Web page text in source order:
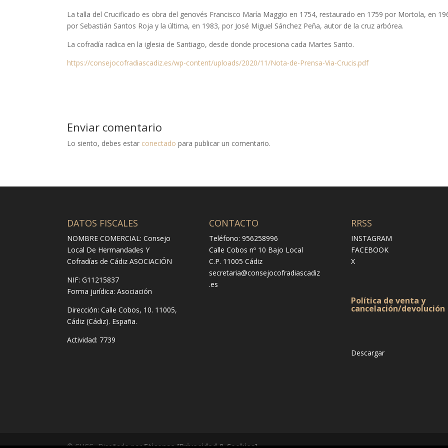
La talla del Crucificado es obra del genovés Francisco María Maggio en 1754, restaurado en 1759 por Mortola, en
por Sebastián Santos Roja y la última, en 1983, por José Miguel Sánchez Peña, autor de la cruz arbórea.
La cofradía radica en la iglesia de Santiago, desde donde procesiona cada Martes Santo.
https://consejocofradiascadiz.es/wp-content/uploads/2020/11/Nota-de-Prensa-Via-Crucis.pdf
Enviar comentario
Lo siento, debes estar conectado para publicar un comentario.
DATOS FISCALES
NOMBRE COMERCIAL: Consejo
Local De Hermandades Y
Cofradías de Cádiz ASOCIACIÓN
NIF: G11215837
Forma jurídica:Asociación
Dirección:Calle Cobos, 10. 11005,
Cádiz (Cádiz). España.
Actividad: 7739
CONTACTO
Teléfono: 956258996
Calle Cobos nº 10 Bajo Local
C.P. 11005 Cádiz
secretaria@consejocofradiascadiz
.es
RRSS
INSTAGRAM
FACEBOOK
X
Política de venta y
cancelación/devolución
Descargar